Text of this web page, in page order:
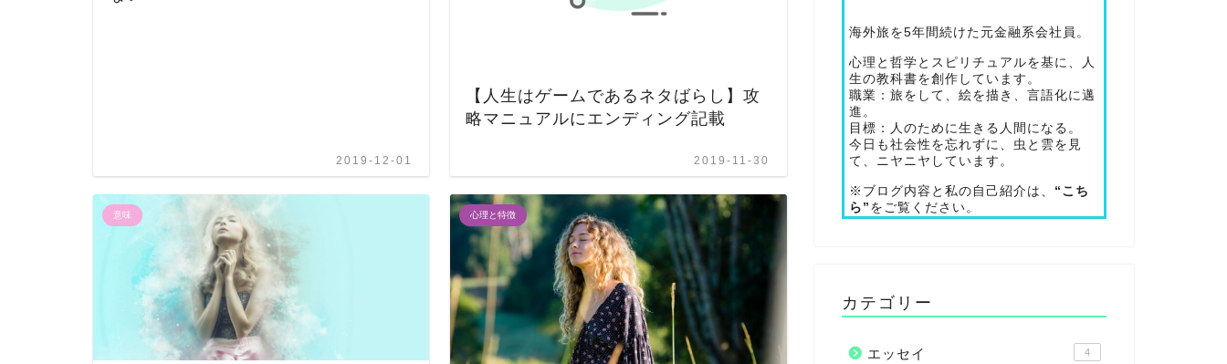
2019-12-01
【人生はゲームであるネタばらし】攻
略マニュアルにエンディング記載
2019-11-30
意味 心理と特徴
海外旅を5年間続けた元金融系会社員。
心理と哲学とスピリチュアルを基に、人
生の教科書を創作しています。
職業：旅をして、絵を描き、言語化に邁
進。
目標：人のために生きる人間になる。
今日も社会性を忘れずに、虫と雲を見
て、ニヤニヤしています。
※ブログ内容と私の自己紹介は、 “こち
ら” をご覧ください。
カテゴリー
エッセイ 4